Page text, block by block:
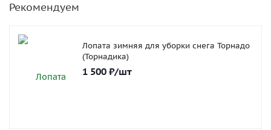
Рекомендуем
Лопата зимняя для уборки снега Торнадо
(Торнадика)
1 500 ₽/шт